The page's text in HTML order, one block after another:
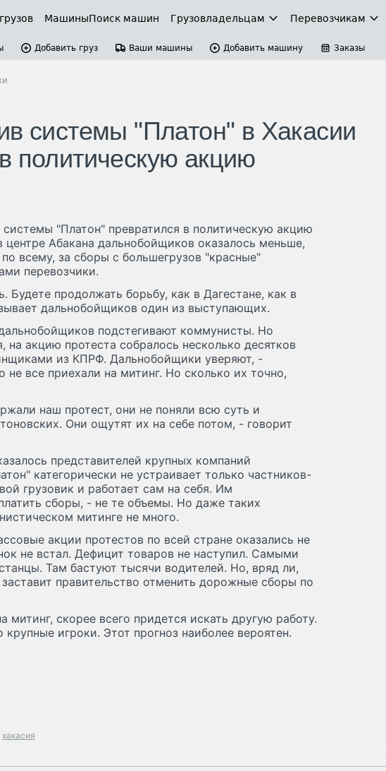
МашиныПоиск машин Грузовладельцам Перевозчикам
Добавить груз Ваши машины Добавить машину Заказы
системы "Платон" в Хакасии
политическую акцию
"Платон" превратился в политическую акцию
Абакана дальнобойщиков оказалось меньше,
всему, за сборы с большегрузов "красные"
перевозчики.
Будете продолжать борьбу, как в Дагестане, как в
дальнобойщиков один из выступающих.
подстегивают коммунисты. Но
на акцию протеста собралось несколько десятков
из КПРФ. Дальнобойщики уверяют, -
все приехали на митинг. Но сколько их точно,
наш протест, они не поняли всю суть и
Они ощутят их на себе потом, - говорит
представителей крупных компаний
категорически не устраивает только частников-
грузовик и работает сам на себя. Им
сборы, - не те объемы. Но даже таких
митинге не много.
акции протестов по всей стране оказались не
не встал. Дефицит товаров не наступил. Самыми
Там бастуют тысячи водителей. Но, вряд ли,
правительство отменить дорожные сборы по
митинг, скорее всего придется искать другую работу.
игроки. Этот прогноз наиболее вероятен.
хакасия